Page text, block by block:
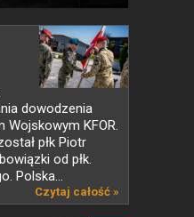
dowodzenia
Wojskowym KFOR.
płk Piotr
od płk.
Polska...
Czytaj całość »